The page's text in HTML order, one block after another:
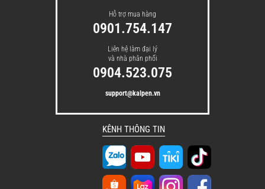
Hỗ trợ mua hàng
0901.754.147
Liên hệ làm đại lý
và nhà phân phối
0904.523.075
support@kalpen.vn
KÊNH THÔNG TIN